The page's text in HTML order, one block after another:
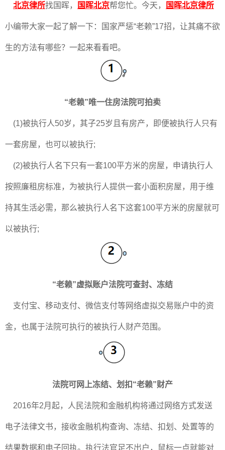
北京律所找国晖， 国晖北京帮您忙。今天， 国晖北京律所
小编带大家一起了解一下：国家严惩“老赖”17招，让其痛不欲
生的方法有哪些？一起来看看吧。
“老赖”唯一住房法院可拍卖
(1)被执行人50岁，其子25岁且有房产，即便被执行人只有
一套房屋，也可以被执行;
(2)被执行人名下只有一套100平方米的房屋，申请执行人
按照廉租房标准，为被执行人提供一套小面积房屋，用于维
持其生活必需，那么被执行人名下这套100平方米的房屋就可
以被执行;
“老赖”虚拟账户法院可查封、冻结
支付宝、移动支付、微信支付等网络虚拟交易账户中的资
金，也属于法院可执行的被执行人财产范围。
法院可网上冻结、划扣“老赖”财产
2016年2月起，人民法院和金融机构将通过网络方式发送
电子法律文书，接收金融机构查询、冻结、扣划、处置等的
结果数据和电子回执。执行法官足不出户，鼠标一点就能对